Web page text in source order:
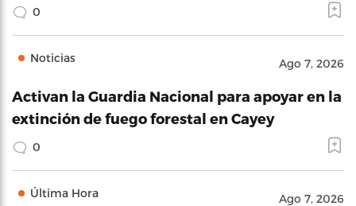
0
Noticias Ago 7, 2026
Activan la Guardia Nacional para apoyar en la
extinción de fuego forestal en Cayey
0
Última Hora Ago 7, 2026